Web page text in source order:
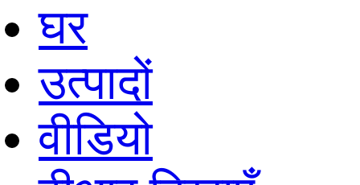
घर
उत्पादों
वीडियो